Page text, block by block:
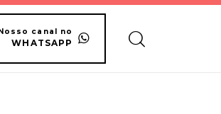
canal no
WHATSAPP